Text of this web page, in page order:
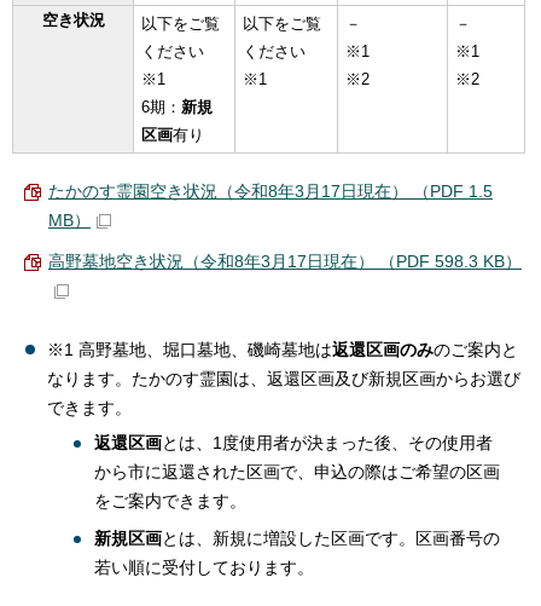
空き状況
以下をご覧
ください
※1
6期： 新規
区画有り
以下をご覧
ください
※1
－
※1
※2
－
※1
※2
たかのす霊園空き状況（令和8年3月17日現在） （PDF 1.5
MB）
高野墓地空き状況（令和8年3月17日現在） （PDF 598.3 KB）
※1 高野墓地、堀口墓地、磯崎墓地は返還区画のみのご案内と
なります。たかのす霊園は、返還区画及び新規区画からお選び
できます。
返還区画とは、1度使用者が決まった後、その使用者
から市に返還された区画で、申込の際はご希望の区画
をご案内できます。
新規区画とは、新規に増設した区画です。区画番号の
若い順に受付しております。